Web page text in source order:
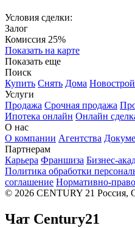
Условия сделки:
Залог
Комиссия 25%
Показать на карте
Показать еще
Поиск
Купить Снять Дома
Услуги
Продажа Срочная продажа
Ипотека онлайн Онлайн
О нас
О компании Агентства
Партнерам
Карьера Франшиза Бизнес-
Политика обработки
соглашение Нормативно-
© 2026 CENTURY 21
Чат Century21